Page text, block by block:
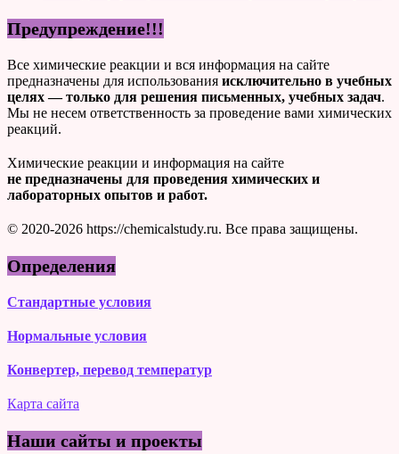
Предупреждение!!!
Все химические реакции и вся информация на сайте
предназначены для использования исключительно в учебных
целях — только для решения письменных, учебных задач.
Мы не несем ответственность за проведение вами химических
реакций.
Химические реакции и информация на сайте
не предназначены для проведения химических и
лабораторных опытов и работ.
© 2020-2026 https://chemicalstudy.ru. Все права защищены.
Определения
Стандартные условия
Нормальные условия
Конвертер, перевод температур
Карта сайта
Наши сайты и проекты